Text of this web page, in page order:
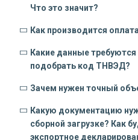
Что это значит?
Как производится
Какие данные
подобрать код ТНВЭД?
Зачем нужен точный
Какую документацию
сборной загрузке? Как
экспортное